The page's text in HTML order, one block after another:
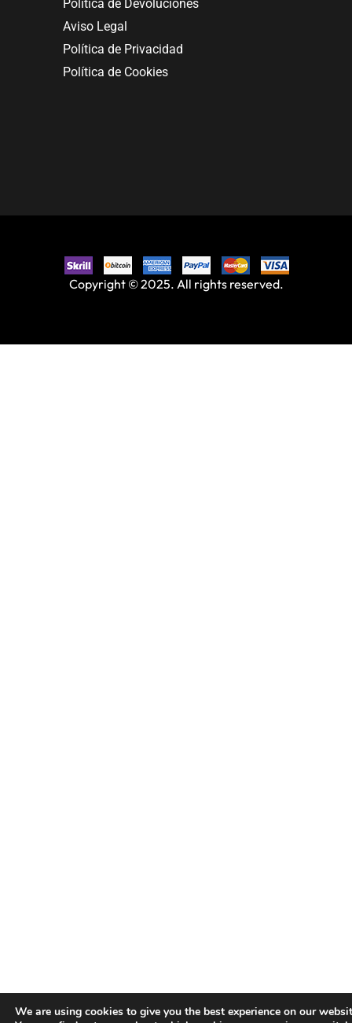
Política de Devoluciones
Aviso Legal
Política de Privacidad
Política de Cookies
Copyright © 2025. All rights reserved.
We are using cookies to give you the best experience on our